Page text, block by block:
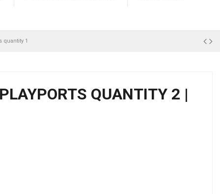
quantity 1
QUANTITY 2 |